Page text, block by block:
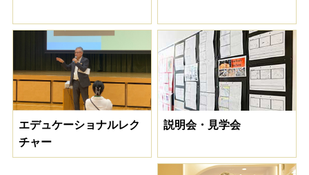
エデュケーショナルレク
チャー
説明会・見学会